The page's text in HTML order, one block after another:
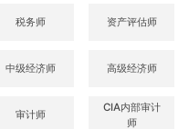
税务师 资产评估师
中级经济师 高级经济师
审计师
CIA内部审计
师